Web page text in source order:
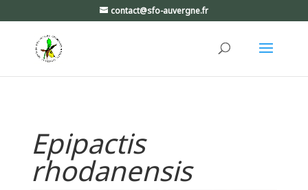
contact@sfo-auvergne.fr
Epipactis
rhodanensis